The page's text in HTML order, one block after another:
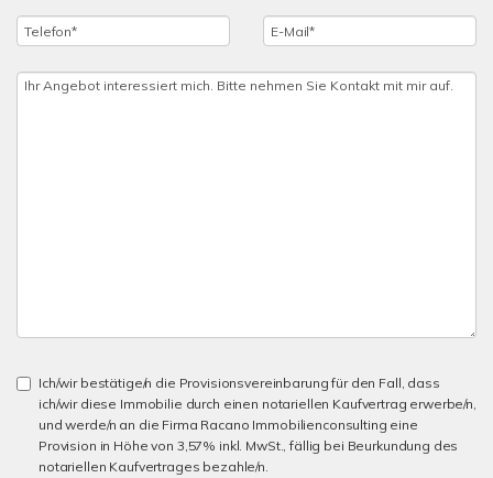
Ich/wir bestätige/n die Provisionsvereinbarung für den Fall, dass
ich/wir diese Immobilie durch einen notariellen Kaufvertrag erwerbe/n,
und werde/n an die Firma Racano Immobilienconsulting eine
Provision in Höhe von 3,57% inkl. MwSt., fällig bei Beurkundung des
notariellen Kaufvertrages bezahle/n.